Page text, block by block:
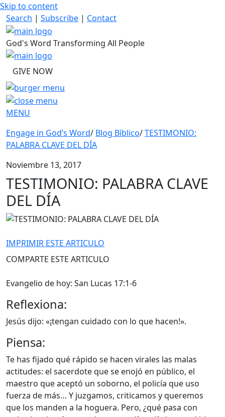
Skip to content
Search | Subscribe | Contact
God's Word Transforming All People
GIVE NOW
MENU
Engage in God’s Word/ Blog Bíblico/TESTIMONIO:
PALABRA CLAVE DEL DÍA
Noviembre 13, 2017
TESTIMONIO: PALABRA CLAVE
DEL DÍA
IMPRIMIR ESTE ARTICULO
COMPARTE ESTE ARTICULO
Evangelio de hoy: San Lucas 17:1-6
Reflexiona:
Jesús dijo: «¡tengan cuidado con lo que hacen!».
Piensa:
Te has fijado qué rápido se hacen virales las malas
actitudes: el sacerdote que se enojó en público, el
maestro que aceptó un soborno, el policía que uso
fuerza de más… Y juzgamos, criticamos y queremos
que los manden a la hoguera. Pero, ¿qué pasa con